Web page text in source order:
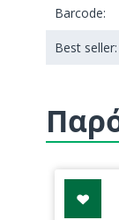
Barcode:
Best seller: